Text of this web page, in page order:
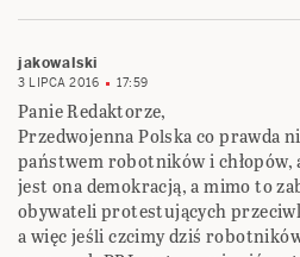
jakowalski
3 LIPCA 2016 17:59
Panie Redaktorze,
Przedwojenna Polska co prawda
państwem robotników i chłopów,
jest ona demokracją, a mimo to
obywateli protestujących
a więc jeśli czcimy dziś